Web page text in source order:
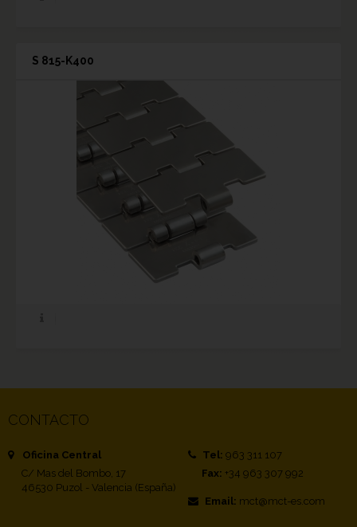
S 815-K400
CONTACTO
Oficina Central
C/ Mas del Bombo, 17
46530 Puzol - Valencia (España)
Tel: 963 311 107
Fax: +34 963 307 992
Email: mct@mct-es.com